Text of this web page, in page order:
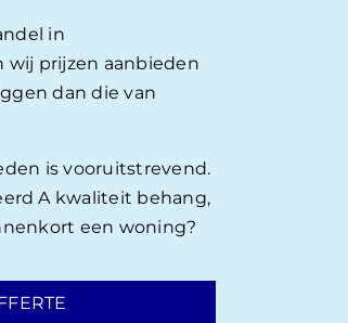
in
wij prijzen aanbieden
dan die van
is vooruitstrevend.
A kwaliteit behang,
een woning?